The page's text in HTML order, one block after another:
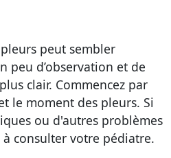
peut sembler
peu d’observation et de
clair. Commencez par
le moment des pleurs. Si
ou d'autres problèmes
à consulter votre pédiatre.